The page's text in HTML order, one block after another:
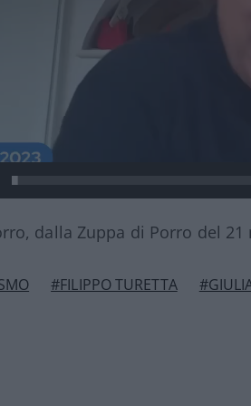
dalla Zuppa di Porro del 21
#FILIPPO TURETTA